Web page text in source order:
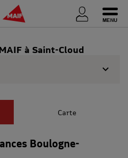
à Saint-Cloud
Carte
Boulogne-